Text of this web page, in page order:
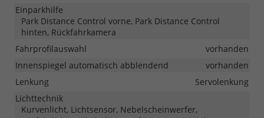
Einparkhilfe
Park Distance Control vorne, Park Distance Control
hinten, Rückfahrkamera
Fahrprofilauswahl
vorhanden
Innenspiegel automatisch abblendend
vorhanden
Lenkung
Servolenkung
Lichttechnik
Kurvenlicht, Lichtsensor, Nebelscheinwerfer,